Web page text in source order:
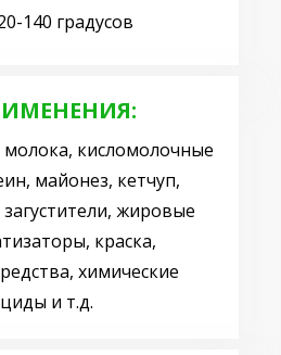
140 градусов
молока, кисломолочные
майонез, кетчуп,
жировые
краска,
химические
и т.д.